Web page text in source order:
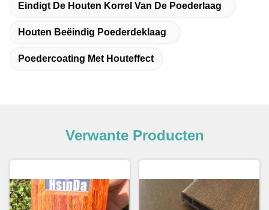
Eindigt De Houten Korrel Van De Poederlaag
Houten Beëindig Poederdeklaag
Poedercoating Met Houteffect
Verwante Producten